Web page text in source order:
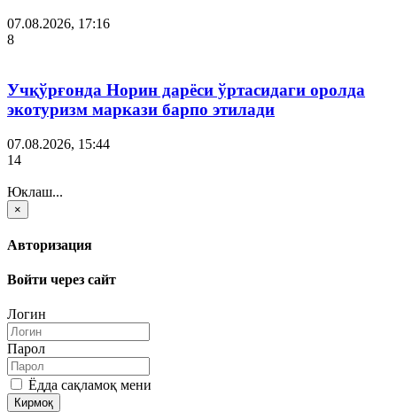
07.08.2026, 17:16
8
Учқўрғонда Норин дарёси ўртасидаги оролда
экотуризм маркази барпо этилади
07.08.2026, 15:44
14
Юклаш...
×
Авторизация
Войти через сайт
Логин
Парол
Ёдда сақламоқ мени